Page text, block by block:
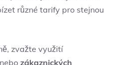
různé tarify pro stejnou
zvažte využití
nebo zákaznických